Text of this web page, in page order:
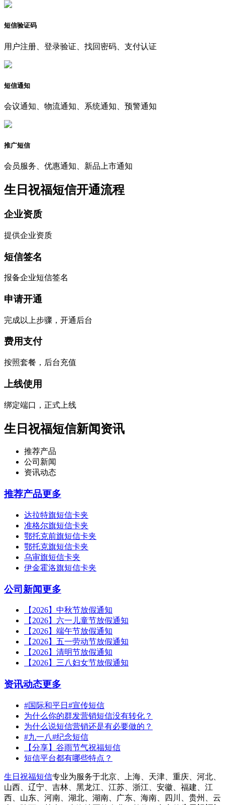
短信验证码
用户注册、登录验证、找回密码、支付认证
短信通知
会议通知、物流通知、系统通知、预警通知
推广短信
会员服务、优惠通知、新品上市通知
生日祝福短信开通流程
企业资质
提供企业资质
短信签名
报备企业短信签名
申请开通
完成以上步骤，开通后台
费用支付
按照套餐，后台充值
上线使用
绑定端口，正式上线
生日祝福短信新闻资讯
推荐产品
公司新闻
资讯动态
推荐产品更多
达拉特旗短信卡夹
准格尔旗短信卡夹
鄂托克前旗短信卡夹
鄂托克旗短信卡夹
乌审旗短信卡夹
伊金霍洛旗短信卡夹
公司新闻更多
【2026】中秋节放假通知
【2026】六一儿童节放假通知
【2026】端午节放假通知
【2026】五一劳动节放假通知
【2026】清明节放假通知
【2026】三八妇女节放假通知
资讯动态更多
#国际和平日#宣传短信
为什么你的群发营销短信没有转化？
为什么说短信营销还是有必要做的？
#九一八#纪念短信
【分享】谷雨节气祝福短信
短信平台都有哪些特点？
生日祝福短信专业为服务于北京、上海、天津、重庆、河北、
山西、辽宁、吉林、黑龙江、江苏、浙江、安徽、福建、江
西、山东、河南、湖北、湖南、广东、海南、四川、贵州、云